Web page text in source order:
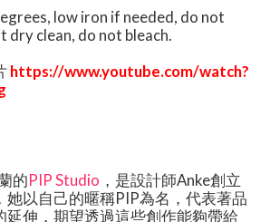
low iron if needed, do not
dry clean, do not bleach.
https://www.youtube.com/watch?
的PIP Studio ，是設計師Anke創立
她以自己的暱稱PIP為名，代表著品
延伸，期望透過這些創作能夠帶給